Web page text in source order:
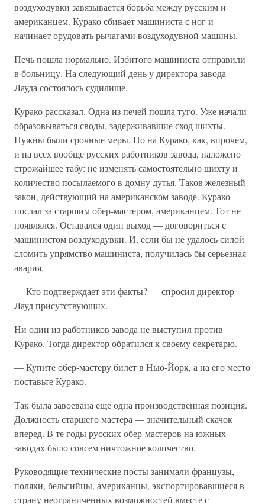
воздуходувки завязывается борьба между русским и
американцем. Курако сбивает машиниста с ног и
начинает орудовать рычагами воздуходувной машины.
Печь пошла нормально. Избитого машиниста отправили
в больницу. На следующий день у директора завода
Лауда состоялось судилище.
Курако рассказал. Одна из печей пошла туго. Уже начали
образовываться своды, задерживавшие сход шихты.
Нужны были срочные меры. Но на Курако, как, впрочем,
и на всех вообще русских работников завода, наложено
строжайшее табу: не изменять самостоятельно шихту и
количество посылаемого в домну дутья. Таков железный
закон, действующий на американском заводе. Курако
послал за старшим обер-мастером, американцем. Тот не
появлялся. Оставался один выход — договориться с
машинистом воздуходувки. И, если бы не удалось силой
сломить упрямство машиниста, получилась бы серьезная
авария.
— Кто подтверждает эти факты? — спросил директор
Лауд присутствующих.
Ни один из работников завода не выступил против
Курако. Тогда директор обратился к своему секретарю.
— Купите обер-мастеру билет в Нью-Йорк, а на его место
поставьте Курако.
Так была завоевана еще одна производственная позиция.
Должность старшего мастера — значительный скачок
вперед. В те годы русских обер-мастеров на южных
заводах было совсем ничтожное количество.
Руководящие технические посты занимали французы,
поляки, бельгийцы, американцы, экспортировавшиеся в
страну неограниченных возможностей вместе с